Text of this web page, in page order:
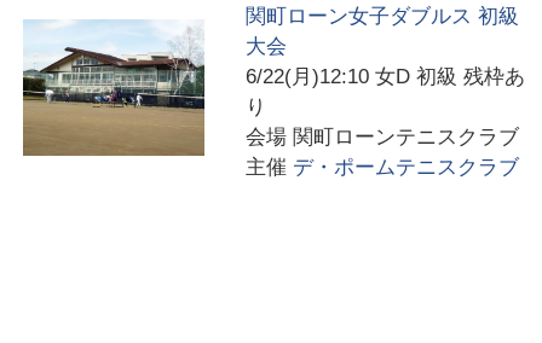
関町ローン女子ダブルス 初級
大会
6/22(月)12:10 女D 初級 残枠あ
り
会場 関町ローンテニスクラブ
主催 デ・ポームテニスクラブ